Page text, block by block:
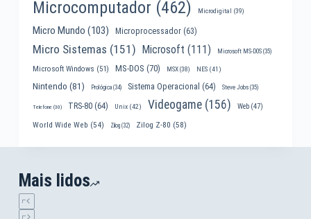
Microcomputador (462) Microdigital (39)
Micro Mundo (103) Microprocessador(63)
Micro Sistemas (151) Microsoft (111) Microsoft MS-DOS(35)
Microsoft Windows (51) MS-DOS (70) MSX(38) NES(41)
Nintendo (81) Prológica(34) Sistema Operacional (64) Steve Jobs(35)
Telefone (30) TRS-80(64) Unix(42) Videogame(156) Web(47)
World Wide Web (54) Zilog(32) Zilog Z-80 (58)
Mais lidos